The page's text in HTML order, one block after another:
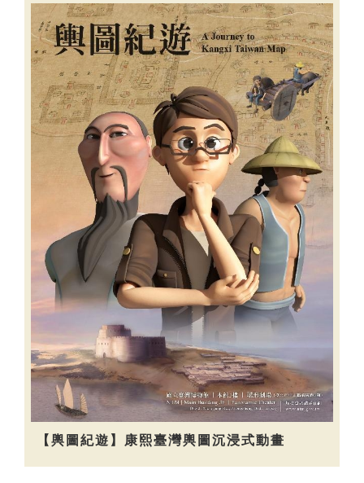
【輿圖紀遊】康熙臺灣輿圖沉浸式動畫